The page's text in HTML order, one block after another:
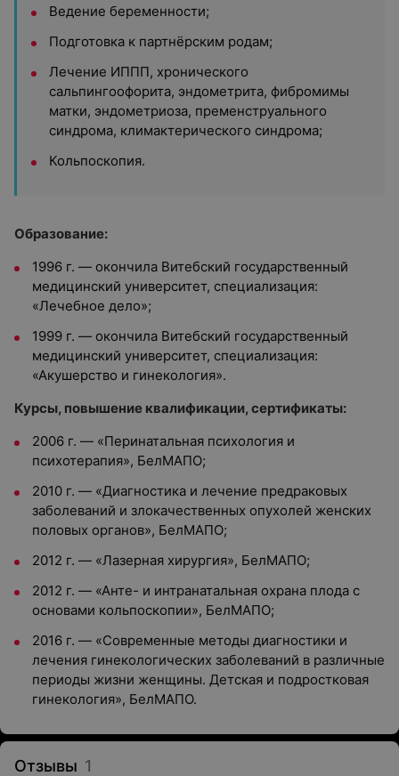
Ведение беременности;
Подготовка к партнёрским родам;
Лечение ИППП, хронического
сальпингоофорита, эндометрита, фибромимы
матки, эндометриоза, пременструального
синдрома, климактерического синдрома;
Кольпоскопия.
Образование:
1996 г. — окончила Витебский государственный
медицинский университет, специализация:
«Лечебное дело»;
1999 г. — окончила Витебский государственный
медицинский университет, специализация:
«Акушерство и гинекология».
Курсы, повышение квалификации, сертификаты:
2006 г. — «Перинатальная психология и
психотерапия», БелМАПО;
2010 г. — «Диагностика и лечение предраковых
заболеваний и злокачественных опухолей женских
половых органов», БелМАПО;
2012 г. — «Лазерная хирургия», БелМАПО;
2012 г. — «Анте- и интранатальная охрана плода с
основами кольпоскопии», БелМАПО;
2016 г. — «Современные методы диагностики и
лечения гинекологических заболеваний в различные
периоды жизни женщины. Детская и подростковая
гинекология», БелМАПО.
Отзывы 1